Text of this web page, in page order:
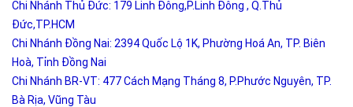
Chi Nhánh Thủ Đức: 179 Linh Đông,P.Linh Đông , Q.Thủ
Đức,TP.HCM
Chi Nhánh Đồng Nai: 2394 Quốc Lộ 1K, Phường Hoá An, TP. Biên
Hoà, Tỉnh Đồng Nai
Chi Nhánh BR-VT: 477 Cách Mạng Tháng 8, P.Phước Nguyên, TP.
Bà Rịa, Vũng Tàu